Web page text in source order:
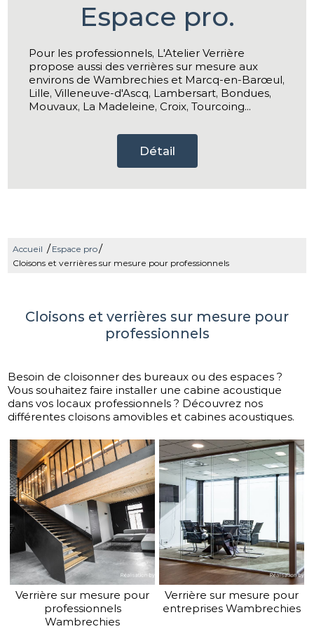
Espace pro.
Pour les professionnels, L'Atelier Verrière
propose aussi des verrières sur mesure aux
environs de Wambrechies et Marcq-en-Barœul,
Lille, Villeneuve-d'Ascq, Lambersart, Bondues,
Mouvaux, La Madeleine, Croix, Tourcoing...
Détail
Accueil /Espace pro/
Cloisons et verrières sur mesure pour professionnels
Cloisons et verrières sur mesure pour
professionnels
Besoin de cloisonner des bureaux ou des espaces ?
Vous souhaitez faire installer une cabine acoustique
dans vos locaux professionnels ? Découvrez nos
différentes cloisons amovibles et cabines acoustiques.
Verrière sur mesure pour
professionnels
Wambrechies
Verrière sur mesure pour
entreprises Wambrechies